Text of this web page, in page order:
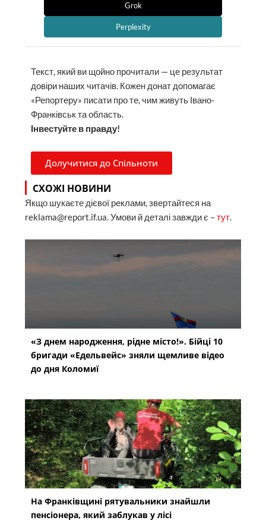
Grok
Perplexity
Текст, який ви щойно прочитали — це результат
довіри наших читачів. Кожен донат допомагає
«Репортеру» писати про те, чим живуть Івано-
Франківськ та область.
Інвестуйте в правду!
Долучитися до Спільноти
СХОЖІ НОВИНИ
Якщо шукаєте дієвої реклами, звертайтеся на
reklama@report.if.ua. Умови й деталі завжди є –тут.
«З днем народження, рідне місто!». Бійці 10
бригади «Едельвейс» зняли щемливе відео
до дня Коломиї
На Франківщині рятувальники знайшли
пенсіонера, який заблукав у лісі